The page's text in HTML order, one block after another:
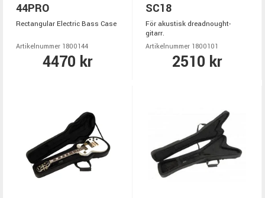
44PRO
Rectangular Electric Bass Case
Artikelnummer 1800144
4470 kr
SC18
För akustisk dreadnought-
gitarr.
Artikelnummer 1800101
2510 kr